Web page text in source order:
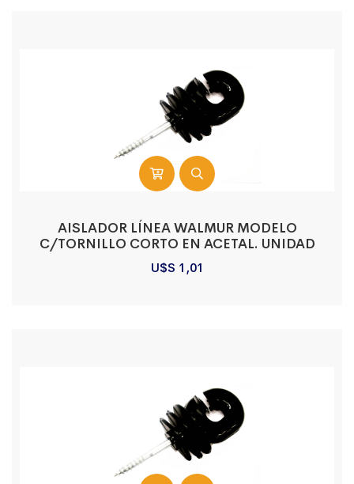
AISLADOR LÍNEA WALMUR MODELO
C/TORNILLO CORTO EN ACETAL. UNIDAD
U$S 1,01